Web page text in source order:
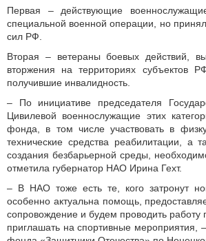
Первая – действующие
специальной военной операции, но
сил РФ.
Вторая – ветераны боевых действий,
вторжения на территориях
получившие инвалидность.
– По инициативе председателя
Цивилевой военнослужащие этих
фонда, в том числе участвовать в
технические средства реабилитации,
создания безбарьерной среды,
отметила губернатор НАО Ирина Гехт.
– В НАО тоже есть те, кого затронут
особенно актуальна помощь,
сопровождение и будем проводить
приглашать на спортивные мероприятия,